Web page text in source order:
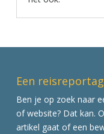
Een
Ben je op zoek naar
of website? Dat kan.
artikel gaat of een